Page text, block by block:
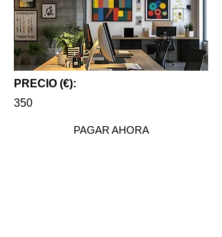
PRECIO (€):
350
PAGAR AHORA